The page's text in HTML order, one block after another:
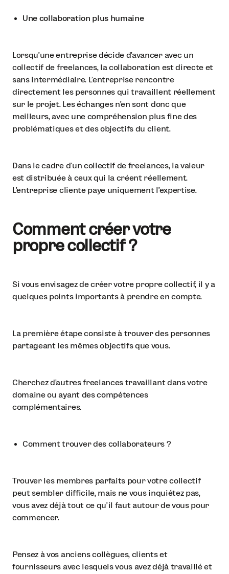
Une collaboration plus humaine
Lorsqu’une entreprise décide d’avancer avec un
collectif de freelances, la collaboration est directe et
sans intermédiaire. L'entreprise rencontre
directement les personnes qui travaillent réellement
sur le projet. Les échanges n’en sont donc que
meilleurs, avec une compréhension plus fine des
problématiques et des objectifs du client.
Dans le cadre d’un collectif de freelances, la valeur
est distribuée à ceux qui la créent réellement.
L’entreprise cliente paye uniquement l’expertise.
Comment créer votre
propre collectif ?
Si vous envisagez de créer votre propre collectif, il y a
quelques points importants à prendre en compte.
La première étape consiste à trouver des personnes
partageant les mêmes objectifs que vous.
Cherchez d'autres freelances travaillant dans votre
domaine ou ayant des compétences
complémentaires.
Comment trouver des collaborateurs ?
Trouver les membres parfaits pour votre collectif
peut sembler difficile, mais ne vous inquiétez pas,
vous avez déjà tout ce qu'il faut autour de vous pour
commencer.
Pensez à vos anciens collègues, clients et
fournisseurs avec lesquels vous avez déjà travaillé et